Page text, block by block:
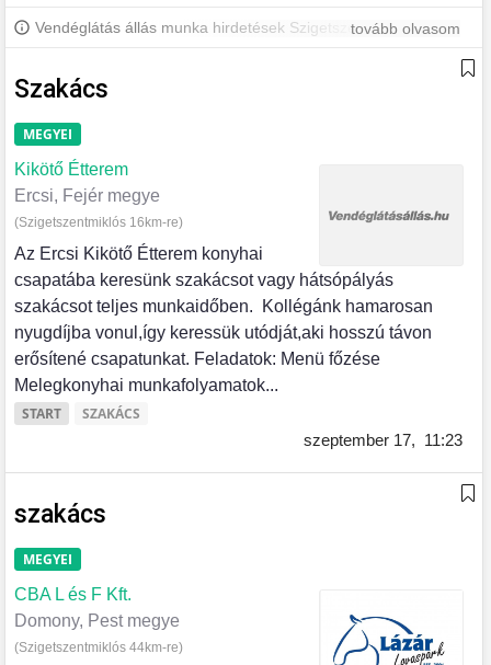
Vendéglátás állás munka hirdetések Szigetszentmiklóson és
tovább olvasom
Szakács
MEGYEI
Kikötő Étterem
Ercsi, Fejér megye
(Szigetszentmiklós 16km-re)
Az Ercsi Kikötő Étterem konyhai
csapatába keresünk szakácsot vagy hátsópályás
szakácsot teljes munkaidőben. Kollégánk hamarosan
nyugdíjba vonul,így keressük utódját,aki hosszú távon
erősítené csapatunkat. Feladatok: Menü főzése
Melegkonyhai munkafolyamatok...
START
SZAKÁCS
szeptember 17, 11:23
szakács
MEGYEI
CBA L és F Kft.
Domony, Pest megye
(Szigetszentmiklós 44km-re)